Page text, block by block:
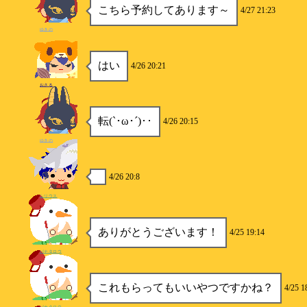
こちら予約してあります～ 4/27 21:23
ゆきの
はい 4/26 20:21
おさる
転(`･ω･´)‥ 4/26 20:15
ゆきの
4/26 20:8
シリウス
ありがとうございます！ 4/25 19:14
パナタロウ
これもらってもいいやつですかね？ 4/25